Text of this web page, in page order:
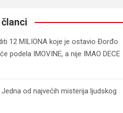
12 MILIONA koje je ostavio Đorđo
podela IMOVINE, a nije IMAO DECE
od najvećih misterija ljudskog